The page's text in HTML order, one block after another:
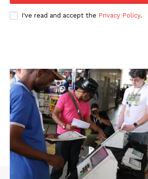
I've read and accept the Privacy Policy.